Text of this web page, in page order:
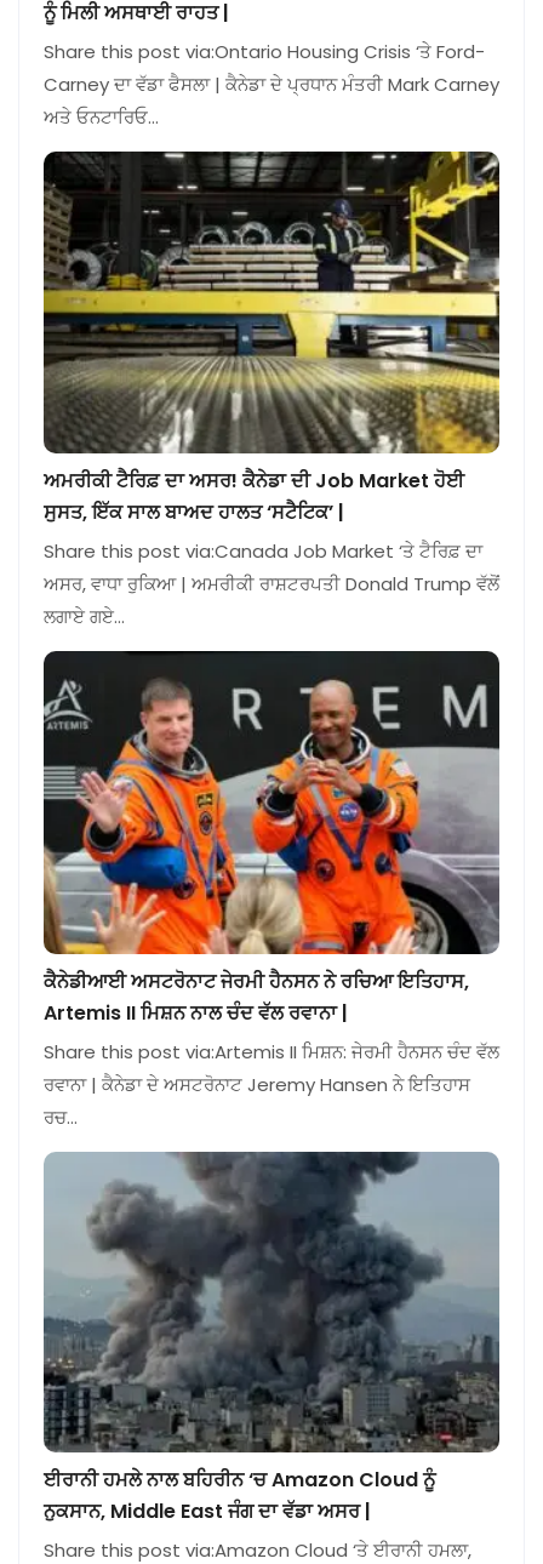
ਨੂੰ ਮਿਲੀ ਅਸਥਾਈ ਰਾਹਤ |
Share this post via:Ontario Housing Crisis ‘ਤੇ Ford-
Carney ਦਾ ਵੱਡਾ ਫੈਸਲਾ | ਕੈਨੇਡਾ ਦੇ ਪ੍ਰਧਾਨ ਮੰਤਰੀ Mark Carney
ਅਤੇ ਓਨਟਾਰਿਓ…
ਅਮਰੀਕੀ ਟੈਰਿਫ਼ ਦਾ ਅਸਰ! ਕੈਨੇਡਾ ਦੀ Job Market ਹੋਈ
ਸੁਸਤ, ਇੱਕ ਸਾਲ ਬਾਅਦ ਹਾਲਤ ‘ਸਟੈਟਿਕ’ |
Share this post via:Canada Job Market ‘ਤੇ ਟੈਰਿਫ਼ ਦਾ
ਅਸਰ, ਵਾਧਾ ਰੁਕਿਆ | ਅਮਰੀਕੀ ਰਾਸ਼ਟਰਪਤੀ Donald Trump ਵੱਲੋਂ
ਲਗਾਏ ਗਏ…
ਕੈਨੇਡੀਆਈ ਅਸਟਰੋਨਾਟ ਜੇਰਮੀ ਹੈਨਸਨ ਨੇ ਰਚਿਆ ਇਤਿਹਾਸ,
Artemis II ਮਿਸ਼ਨ ਨਾਲ ਚੰਦ ਵੱਲ ਰਵਾਨਾ |
Share this post via:Artemis II ਮਿਸ਼ਨ: ਜੇਰਮੀ ਹੈਨਸਨ ਚੰਦ ਵੱਲ
ਰਵਾਨਾ | ਕੈਨੇਡਾ ਦੇ ਅਸਟਰੋਨਾਟ Jeremy Hansen ਨੇ ਇਤਿਹਾਸ
ਰਚ…
ਈਰਾਨੀ ਹਮਲੇ ਨਾਲ ਬਹਿਰੀਨ ‘ਚ Amazon Cloud ਨੂੰ
ਨੁਕਸਾਨ, Middle East ਜੰਗ ਦਾ ਵੱਡਾ ਅਸਰ |
Share this post via:Amazon Cloud ‘ਤੇ ਈਰਾਨੀ ਹਮਲਾ,